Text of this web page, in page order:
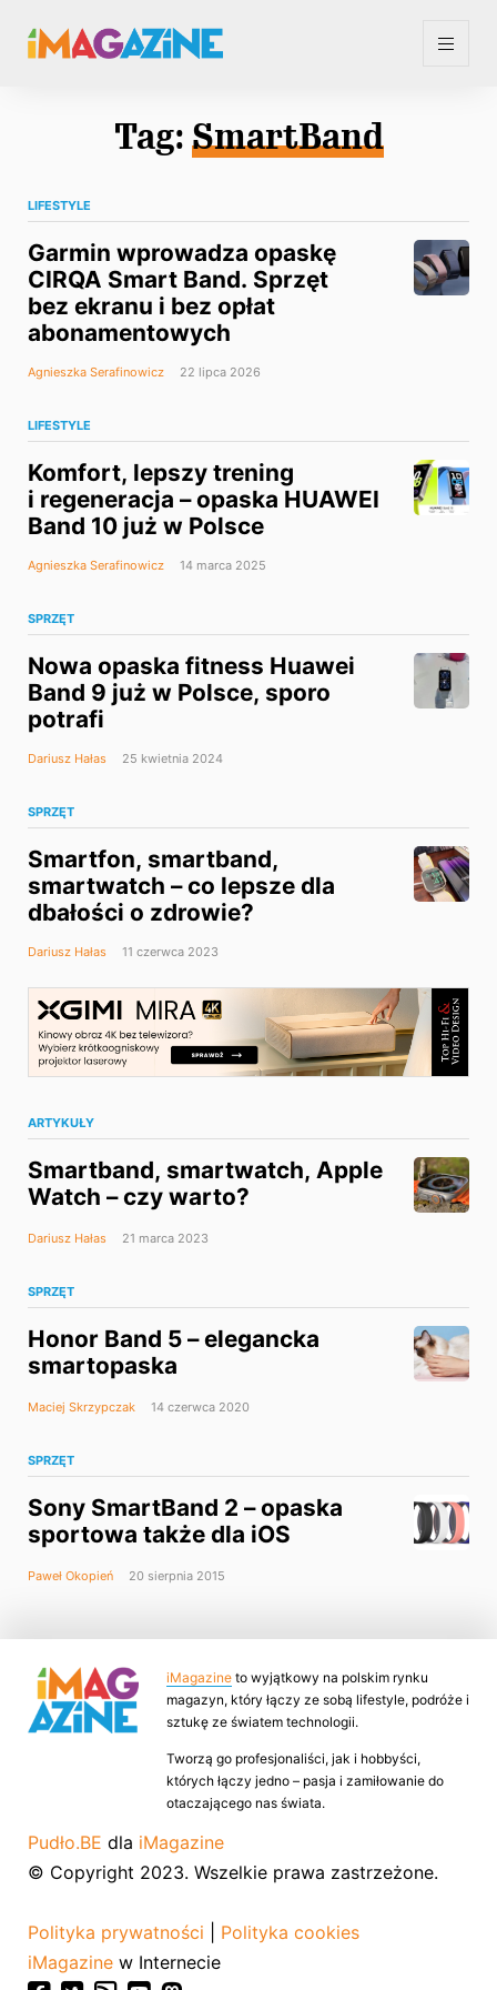
Tag: SmartBand
LIFESTYLE
Garmin wprowadza opaskę
CIRQA Smart Band. Sprzęt
bez ekranu i bez opłat
abonamentowych
Agnieszka Serafinowicz 22 lipca 2026
LIFESTYLE
Komfort, lepszy trening
i regeneracja – opaska HUAWEI
Band 10 już w Polsce
Agnieszka Serafinowicz 14 marca 2025
SPRZĘT
Nowa opaska fitness Huawei
Band 9 już w Polsce, sporo
potrafi
Dariusz Hałas 25 kwietnia 2024
SPRZĘT
Smartfon, smartband,
smartwatch – co lepsze dla
dbałości o zdrowie?
Dariusz Hałas 11 czerwca 2023
ARTYKUŁY
Smartband, smartwatch, Apple
Watch – czy warto?
Dariusz Hałas 21 marca 2023
SPRZĘT
Honor Band 5 – elegancka
smartopaska
Maciej Skrzypczak 14 czerwca 2020
SPRZĘT
Sony SmartBand 2 – opaska
sportowa także dla iOS
Paweł Okopień 20 sierpnia 2015
iMagazine to wyjątkowy na polskim rynku
magazyn, który łączy ze sobą lifestyle, podróże i
sztukę ze światem technologii.
Tworzą go profesjonaliści, jak i hobbyści,
których łączy jedno – pasja i zamiłowanie do
otaczającego nas świata.
Pudło.BE dla iMagazine
© Copyright 2023. Wszelkie prawa zastrzeżone.
Polityka prywatności
Polityka cookies
iMagazine w Internecie